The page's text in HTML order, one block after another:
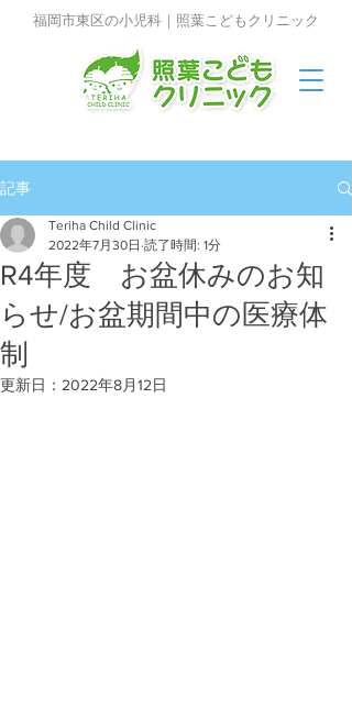
福岡市東区の小児科｜照葉こどもクリニック
記事
R4年度 お盆休みのお知
らせ/お盆期間中の医療体
制
Teriha Child Clinic
2022年7月30日 読了時間: 1分
更新日： 2022年8月12日